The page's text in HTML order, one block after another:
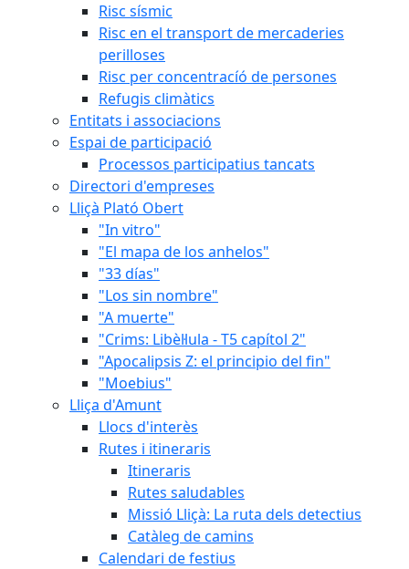
Risc sísmic
Risc en el transport de mercaderies
perilloses
Risc per concentracíó de persones
Refugis climàtics
Entitats i associacions
Espai de participació
Processos participatius tancats
Directori d'empreses
Lliçà Plató Obert
"In vitro"
"El mapa de los anhelos"
"33 días"
"Los sin nombre"
"A muerte"
"Crims: Libèl·lula - T5 capítol 2"
"Apocalipsis Z: el principio del fin"
"Moebius"
Lliça d'Amunt
Llocs d'interès
Rutes i itineraris
Itineraris
Rutes saludables
Missió Lliçà: La ruta dels detectius
Catàleg de camins
Calendari de festius